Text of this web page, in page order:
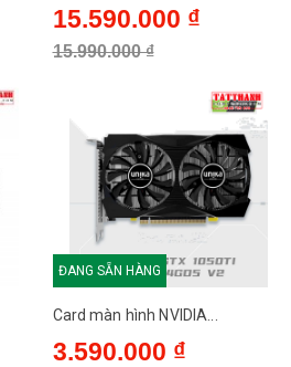
15.590.000 ₫
15.990.000 ₫
ĐANG SẴN HÀNG
Card màn hình NVIDIA...
3.590.000 ₫